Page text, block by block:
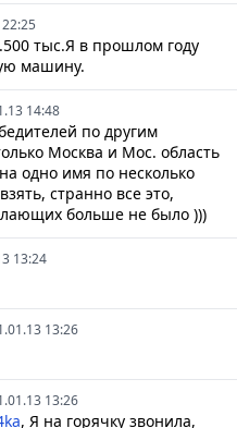
тыс.Я в прошлом году
машину.
14:48
по другим
Москва и Мос. область
одно имя по несколько
странно все это,
больше не было )))
13:24
13:26
13:26
, Я на горячку звонила,